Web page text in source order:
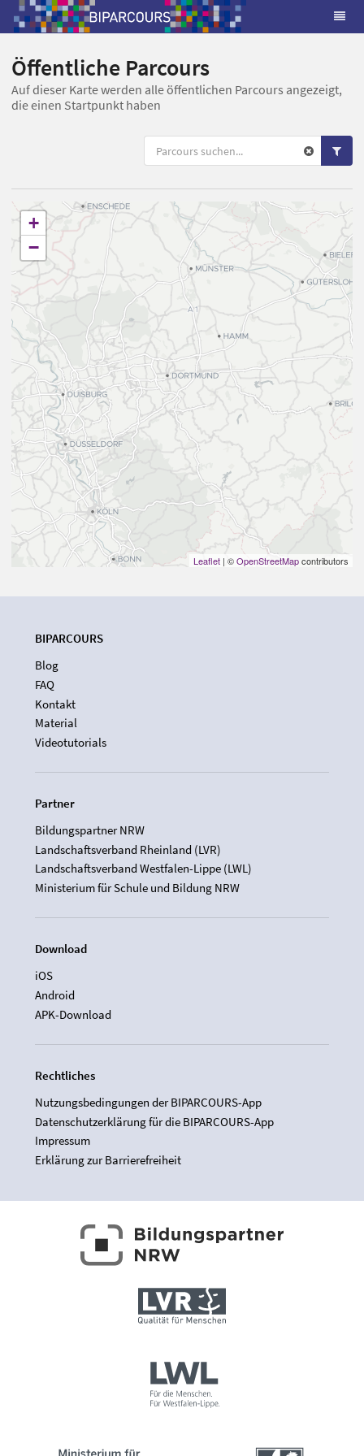
Öffentliche Parcours
Auf dieser Karte werden alle öffentlichen Parcours angezeigt,
die einen Startpunkt haben
+
−
Leaflet | ©OpenStreetMapcontributors
BIPARCOURS
Blog
FAQ
Kontakt
Material
Videotutorials
Partner
Bildungspartner NRW
Landschaftsverband Rheinland (LVR)
Landschaftsverband Westfalen-Lippe (LWL)
Ministerium für Schule und Bildung NRW
Download
iOS
Android
APK-Download
Rechtliches
Nutzungsbedingungen der BIPARCOURS-App
Datenschutzerklärung für die BIPARCOURS-App
Impressum
Erklärung zur Barrierefreiheit